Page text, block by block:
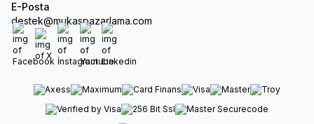
E-Posta
destek@mukaspazarlama.com
Facebook
X İnstagram
Youtube